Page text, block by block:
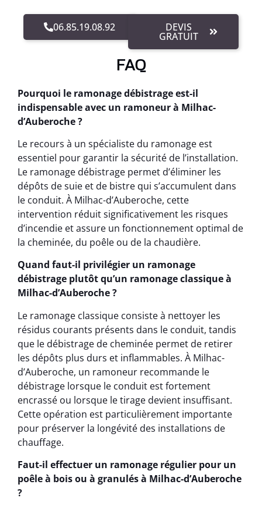
06.85.19.08.92 DEVIS
GRATUIT
FAQ
Pourquoi le ramonage débistrage est-il
indispensable avec un ramoneur à Milhac-
d’Auberoche ?
Le recours à un spécialiste du ramonage est
essentiel pour garantir la sécurité de l’installation.
Le ramonage débistrage permet d’éliminer les
dépôts de suie et de bistre qui s’accumulent dans
le conduit. À Milhac-d’Auberoche, cette
intervention réduit significativement les risques
d’incendie et assure un fonctionnement optimal de
la cheminée, du poêle ou de la chaudière.
Quand faut-il privilégier un ramonage
débistrage plutôt qu’un ramonage classique à
Milhac-d’Auberoche ?
Le ramonage classique consiste à nettoyer les
résidus courants présents dans le conduit, tandis
que le débistrage de cheminée permet de retirer
les dépôts plus durs et inflammables. À Milhac-
d’Auberoche, un ramoneur recommande le
débistrage lorsque le conduit est fortement
encrassé ou lorsque le tirage devient insuffisant.
Cette opération est particulièrement importante
pour préserver la longévité des installations de
chauffage.
Faut-il effectuer un ramonage régulier pour un
poêle à bois ou à granulés à Milhac-d’Auberoche
?